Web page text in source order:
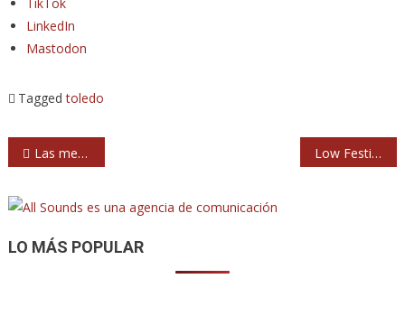
LinkedIn
Mastodon
Taggedtoledo
Navegación
entradas
Las memorias supervivientes de Miguel Costas, un Siniestro Total: ‘¡Esas palmas, coño!’ Low Festival 2026 en Torrevieja: cartel por días
LO MÁS POPULAR